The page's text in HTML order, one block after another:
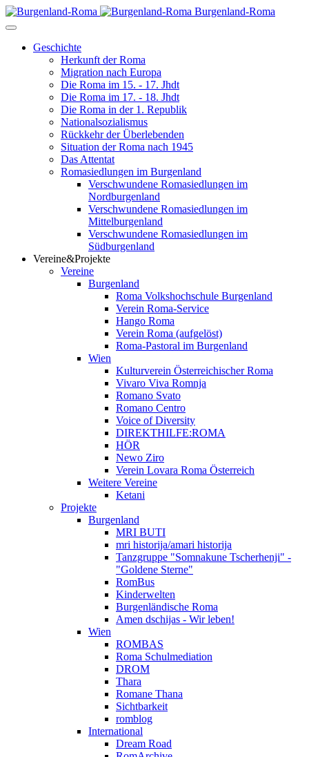
Burgenland-Roma
Geschichte
Herkunft der Roma
Migration nach Europa
Die Roma im 15. - 17. Jhdt
Die Roma im 17. - 18. Jhdt
Die Roma in der 1. Republik
Nationalsozialismus
Rückkehr der Überlebenden
Situation der Roma nach 1945
Das Attentat
Romasiedlungen im Burgenland
Verschwundene Romasiedlungen im
Nordburgenland
Verschwundene Romasiedlungen im
Mittelburgenland
Verschwundene Romasiedlungen im
Südburgenland
Vereine&Projekte
Vereine
Burgenland
Roma Volkshochschule Burgenland
Verein Roma-Service
Hango Roma
Verein Roma (aufgelöst)
Roma-Pastoral im Burgenland
Wien
Kulturverein Österreichischer Roma
Vivaro Viva Romnja
Romano Svato
Romano Centro
Voice of Diversity
DIREKTHILFE:ROMA
HÖR
Newo Ziro
Verein Lovara Roma Österreich
Weitere Vereine
Ketani
Projekte
Burgenland
MRI BUTI
mri historija/amari historija
Tanzgruppe "Somnakune Tscherhenji" -
"Goldene Sterne"
RomBus
Kinderwelten
Burgenländische Roma
Amen dschijas - Wir leben!
Wien
ROMBAS
Roma Schulmediation
DROM
Thara
Romane Thana
Sichtbarkeit
romblog
International
Dream Road